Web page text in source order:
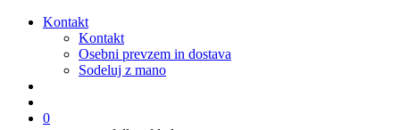
Kontakt
Kontakt
Osebni prevzem in dostava
Sodeluj z mano
0